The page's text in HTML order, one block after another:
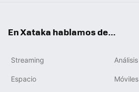
En Xataka hablamos de...
Streaming Análisis
Espacio Móviles